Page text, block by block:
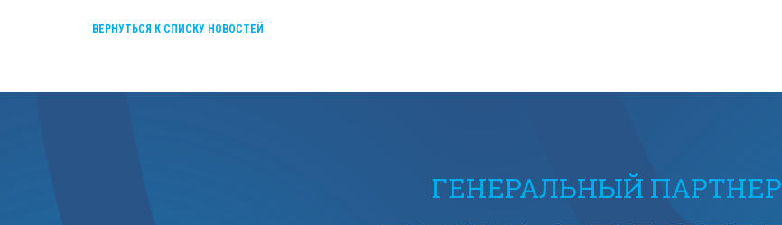
ВЕРНУТЬСЯ К СПИСКУ НОВОСТЕЙ
ГЕНЕРАЛЬНЫЙ ПАРТНЕР